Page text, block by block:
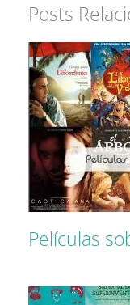
Posts
Películas